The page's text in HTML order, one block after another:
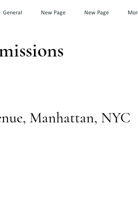
General New Page New Page
Manhattan, NYC